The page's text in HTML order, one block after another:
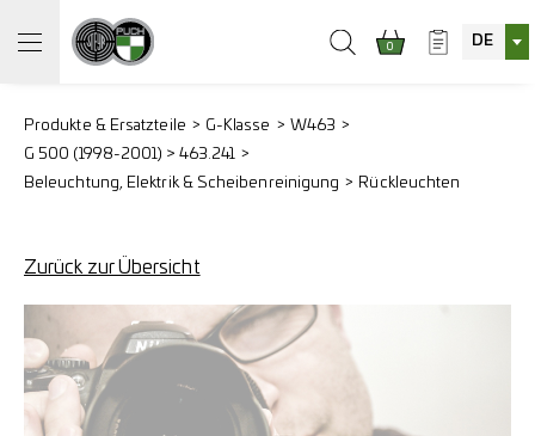
0 DE
Produkte & Ersatzteile G-Klasse
W463
G 500 (1998-2001) > 463.241
Beleuchtung, Elektrik & Scheibenreinigung
Rückleuchten
Zurück zur Übersicht